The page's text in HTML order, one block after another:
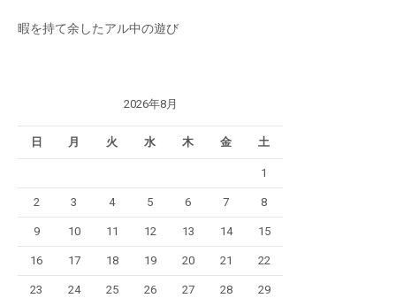
暇を持て余したアル中の遊び
2026年8月
日 月 火 水 木 金 土
1
2 3 4 5 6 7 8
9 10 11 12 13 14 15
16 17 18 19 20 21 22
23 24 25 26 27 28 29